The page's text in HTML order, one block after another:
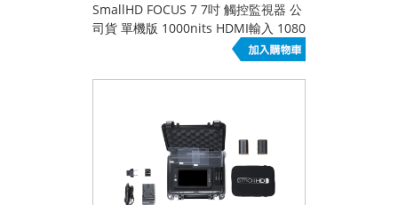
SmallHD FOCUS 7 7吋 觸控監視器 公
司貨 單機版 1000nits HDMI輸入 1080